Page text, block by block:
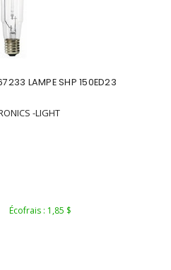
LAMPE SHP 150ED23
-LIGHT
Écofrais : 1,85 $